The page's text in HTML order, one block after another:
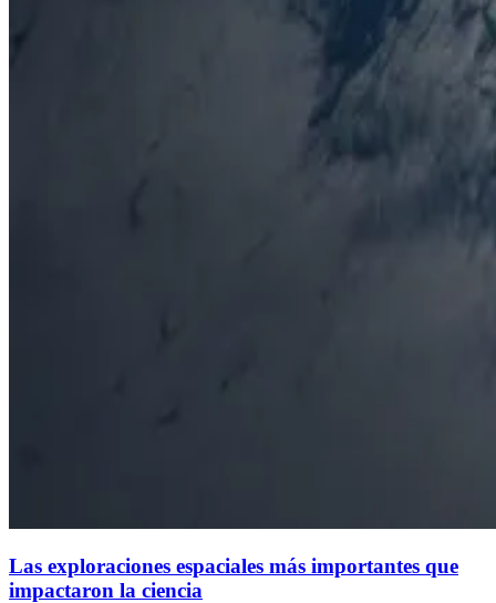
Las exploraciones espaciales más importantes que
impactaron la ciencia